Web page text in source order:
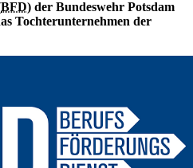
BFD) der Bundeswehr Potsdam
Tochterunternehmen der